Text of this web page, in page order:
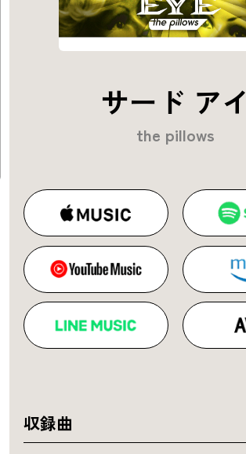
サード アイ
the pillows
収録曲